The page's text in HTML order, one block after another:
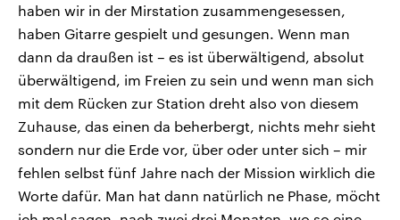
haben wir in der Mirstation zusammengesessen,
haben Gitarre gespielt und gesungen. Wenn man
dann da draußen ist – es ist überwältigend, absolut
überwältigend, im Freien zu sein und wenn man sich
mit dem Rücken zur Station dreht also von diesem
Zuhause, das einen da beherbergt, nichts mehr sieht
sondern nur die Erde vor, über oder unter sich – mir
fehlen selbst fünf Jahre nach der Mission wirklich die
Worte dafür. Man hat dann natürlich ne Phase, möcht